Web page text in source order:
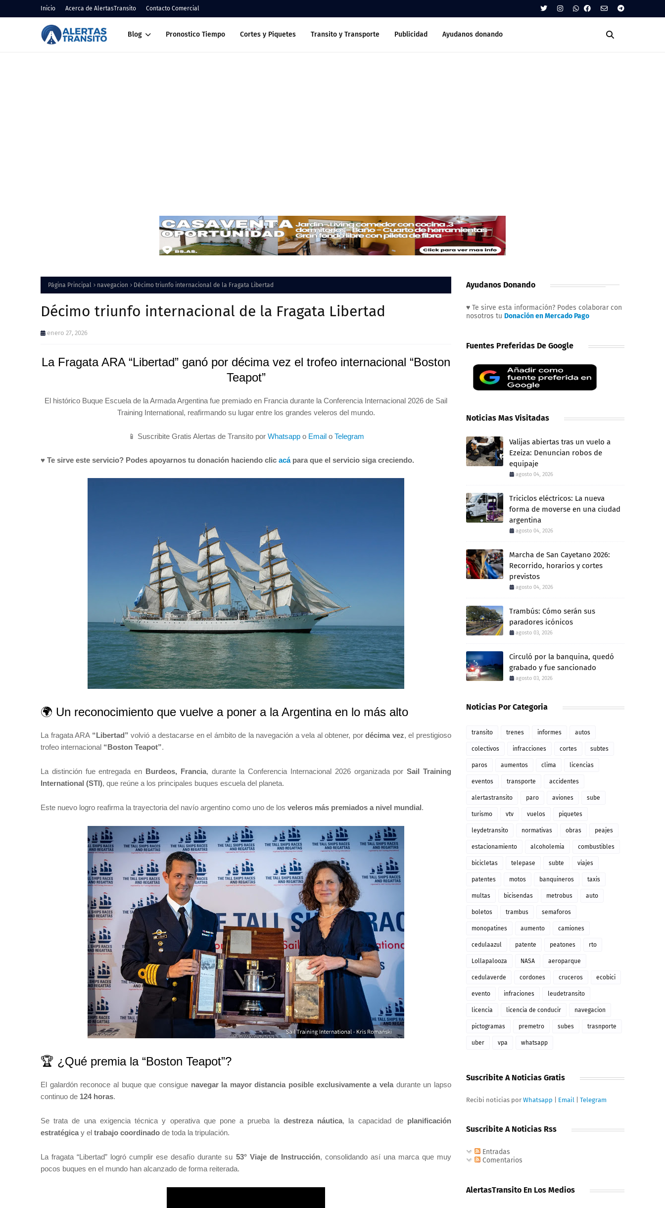
Inicio Acerca de AlertasTransito Contacto Comercial
Blog Pronostico Tiempo Cortes y Piquetes Transito y Transporte Publicidad Ayudanos donando
Página Principal navegacion Décimo triunfo internacional de la Fragata Libertad
Décimo triunfo internacional de la Fragata Libertad
enero 27, 2026
La Fragata ARA “Libertad” ganó por décima vez el trofeo internacional “Boston
Teapot”
El histórico Buque Escuela de la Armada Argentina fue premiado en Francia durante la Conferencia Internacional 2026 de Sail
Training International, reafirmando su lugar entre los grandes veleros del mundo.
📱 Suscribite Gratis Alertas de Transito por Whatsappo Emailo Telegram
♥ Te sirve este servicio? Podes apoyarnos tu donación haciendo clic acápara que el servicio siga creciendo.
🌍 Un reconocimiento que vuelve a poner a la Argentina en lo más alto
La fragata ARA “Libertad” volvió a destacarse en el ámbito de la navegación a vela al obtener, pordécima vez, el prestigioso
trofeo internacional “Boston Teapot”.
La distinción fue entregada en Burdeos, Francia, durante la Conferencia Internacional 2026 organizada porSail Training
International (STI), que reúne a los principales buques escuela del planeta.
Este nuevo logro reafirma la trayectoria del navío argentino como uno de los veleros más premiados a nivel mundial.
🏆 ¿Qué premia la “Boston Teapot”?
El galardón reconoce al buque que consigue navegar la mayor distancia posible exclusivamente a vela durante un lapso
continuo de 124 horas.
Se trata de una exigencia técnica y operativa que pone a prueba la destreza náutica, la capacidad de planificación
estratégica y el trabajo coordinado de toda la tripulación.
La fragata “Libertad” logró cumplir ese desafío durante su 53° Viaje de Instrucción, consolidando así una marca que muy
pocos buques en el mundo han alcanzado de forma reiterada.
Ayudanos Donando
♥ Te sirve esta información? Podes colaborar con
nosotros tu Donación en Mercado Pago
Fuentes Preferidas De Google
Noticias Mas Visitadas
Valijas abiertas tras un vuelo a
Ezeiza: Denuncian robos de
equipaje
agosto 04, 2026
Triciclos eléctricos: La nueva
forma de moverse en una ciudad
argentina
agosto 04, 2026
Marcha de San Cayetano 2026:
Recorrido, horarios y cortes
previstos
agosto 04, 2026
Trambús: Cómo serán sus
paradores icónicos
agosto 03, 2026
Circuló por la banquina, quedó
grabado y fue sancionado
agosto 03, 2026
Noticias Por Categoria
transito trenes informes autos
colectivos infracciones cortes subtes
paros aumentos clima licencias
eventos transporte accidentes
alertastransito paro aviones sube
turismo vtv vuelos piquetes
leydetransito normativas obras peajes
estacionamiento alcoholemia combustibles
bicicletas telepase subte viajes
patentes motos banquineros taxis
multas bicisendas metrobus auto
boletos trambus semaforos
monopatines aumento camiones
cedulaazul patente peatones rto
Lollapalooza NASA aeroparque
cedulaverde cordones cruceros ecobici
evento infraciones leudetransito
licencia licencia de conducir navegacion
pictogramas premetro subes trasnporte
uber vpa whatsapp
Suscribite A Noticias Gratis
Recibi noticias por Whatsapp Email Telegram
Suscribite A Noticias Rss
Entradas
Comentarios
AlertasTransito En Los Medios